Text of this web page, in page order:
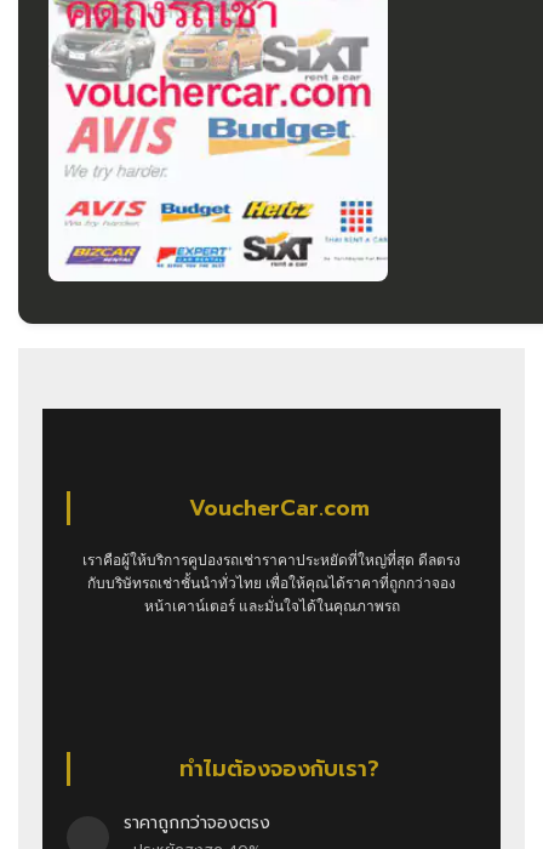
VoucherCar.com
เราคือผู้ให้บริการคูปองรถเช่าราคาประหยัดที่ใหญ่ที่สุด ดีลตรง
กับบริษัทรถเช่าชั้นนำทั่วไทย เพื่อให้คุณได้ราคาที่ถูกกว่าจอง
หน้าเคาน์เตอร์ และมั่นใจได้ในคุณภาพรถ
ทำไมต้องจองกับเรา?
ราคาถูกกว่าจองตรง